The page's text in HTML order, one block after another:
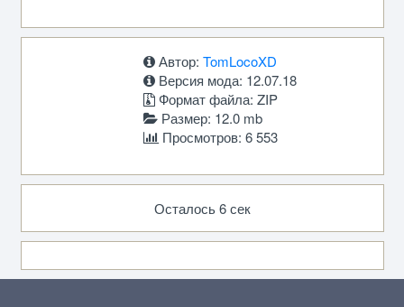
Автор: TomLocoXD
Версия мода: 12.07.18
Формат файла: ZIP
Размер: 12.0 mb
Просмотров: 6 553
Осталось 6 сек